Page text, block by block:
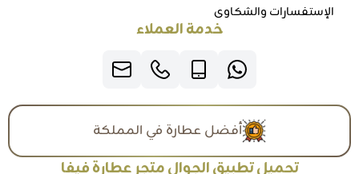
الإستفسارات والشكاوي
خدمة العملاء
أفضل عطارة في المملكة
تحميل تطبيق الجوال متجر عطارة فيفا